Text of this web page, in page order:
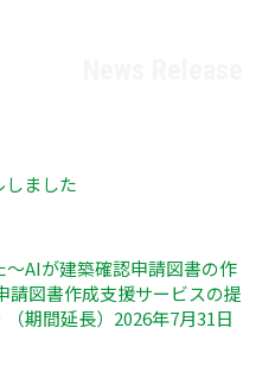
しました
～AIが建築確認申請図書の作
請図書作成支援サービスの提
期間延長）2026年7月31日